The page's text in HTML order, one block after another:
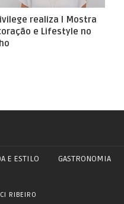
realiza I Mostra
e Lifestyle no
E ESTILO GASTRONOMIA
RIBEIRO